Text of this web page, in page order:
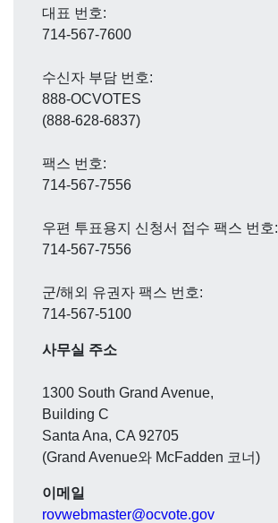
대표 번호:
714-567-7600
수신자 부담 번호:
888-OCVOTES
(888-628-6837)
팩스 번호:
714-567-7556
우편 투표용지 신청서 접수 팩스 번호:
714-567-7556
군/해외 유권자 팩스 번호:
714-567-5100
사무실 주소
1300 South Grand Avenue,
Building C
Santa Ana, CA 92705
(Grand Avenue와 McFadden 코너)
이메일
rovwebmaster@ocvote.gov